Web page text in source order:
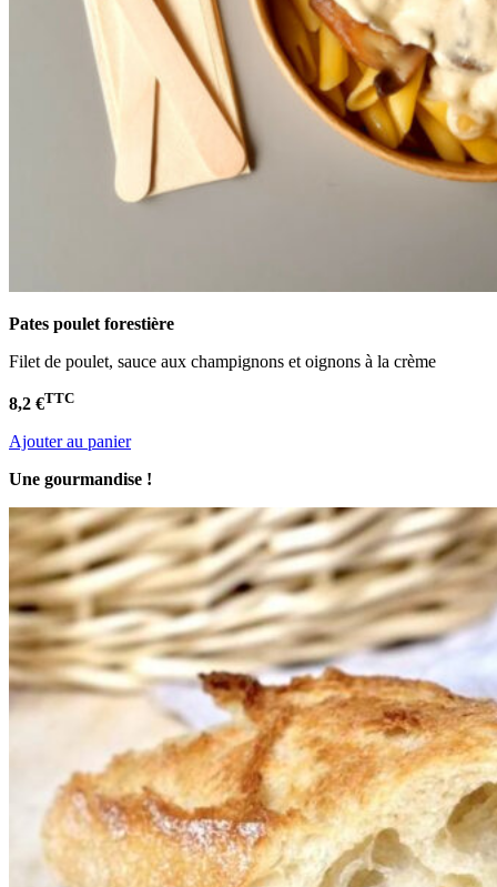
Pates poulet forestière
Filet de poulet, sauce aux champignons et oignons à la crème
8,2 €TTC
Ajouter au panier
Une gourmandise !